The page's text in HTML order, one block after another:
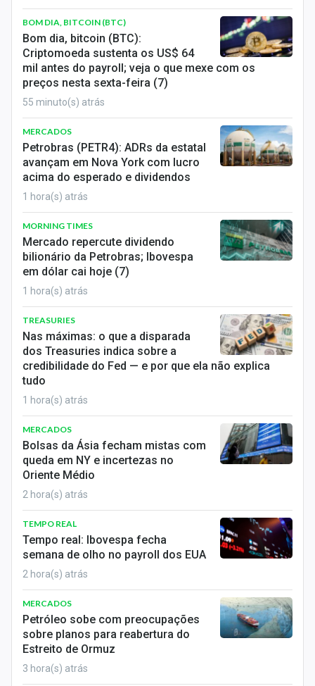
Empresas
Brasil
Política
Colunas
Especiais
Internacional
Marketing
Tecnologia
Conteúdo de Marca
Sobre
Expediente
Contato
BOM DIA, BITCOIN (BTC)
Bom dia, bitcoin (BTC):
Criptomoeda sustenta os US$ 64
mil antes do payroll; veja o que mexe com os
preços nesta sexta-feira (7)
55 minuto(s) atrás
MERCADOS
Petrobras (PETR4): ADRs da estatal
avançam em Nova York com lucro
acima do esperado e dividendos
1 hora(s) atrás
MORNING TIMES
Mercado repercute dividendo
bilionário da Petrobras; Ibovespa
em dólar cai hoje (7)
1 hora(s) atrás
TREASURIES
Nas máximas: o que a disparada
dos Treasuries indica sobre a
credibilidade do Fed — e por que ela não explica
tudo
1 hora(s) atrás
MERCADOS
Bolsas da Ásia fecham mistas com
queda em NY e incertezas no
Oriente Médio
2 hora(s) atrás
TEMPO REAL
Tempo real: Ibovespa fecha
semana de olho no payroll dos EUA
2 hora(s) atrás
MERCADOS
Petróleo sobe com preocupações
sobre planos para reabertura do
Estreito de Ormuz
3 hora(s) atrás